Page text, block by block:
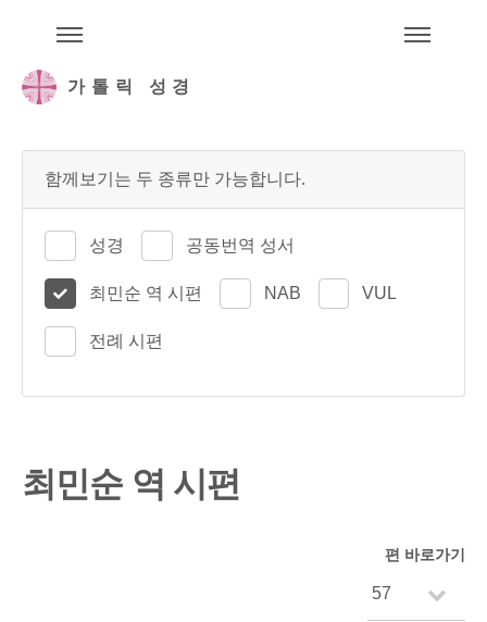
가톨릭 성경
함께보기는 두 종류만 가능합니다.
성경 공동번역 성서
최민순 역 시편 NAB VUL
전례 시편
최민순 역 시편
편 바로가기